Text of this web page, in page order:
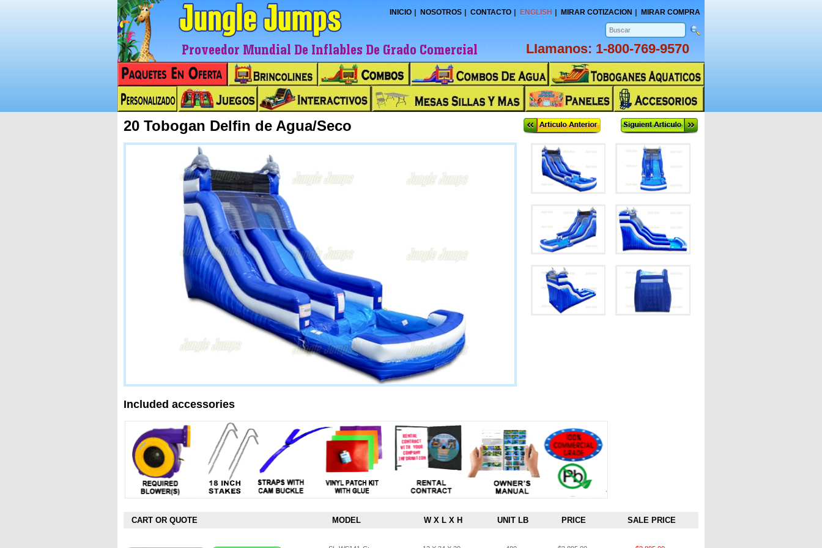
INICIO NOSOTROS CONTACTO ENGLISH MIRAR COTIZACION MIRAR COMPRA
Proveedor Mundial De Inflables De Grado Comercial LIamanos: 1-800-769-9570
20 Tobogan Delfin de Agua/Seco
Included accessories
CART OR QUOTE MODEL W X L X H UNIT LB PRICE SALE PRICE